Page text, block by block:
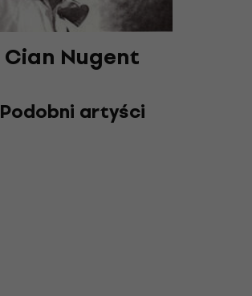
Cian Nugent
Podobni artyści